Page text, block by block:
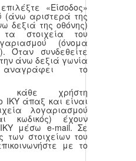
«Είσοδος»
(άνω αριστερά της
δεξιά της οθόνης)
στοιχεία του
(όνομα
Όταν συνδεθείτε
άνω δεξιά γωνία
το
κάθε χρήστη
ΙΚΥ άπαξ και είναι
λογαριασμού
κωδικός) έχουν
μέσω e-mail. Σε
των στοιχείων του
με το